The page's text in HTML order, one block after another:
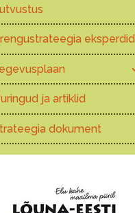
eksperdid
ja artiklid
dokument